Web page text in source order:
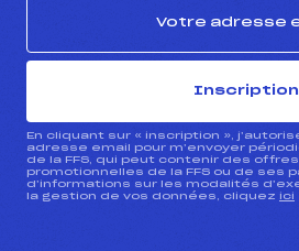
Inscription
En cliquant sur « inscription »,
adresse email pour m’envoyer
de la FFS, qui peut contenir des
promotionnelles de la FFS ou de ses
d’informations sur les modalités
la gestion de vos données, cliquez ici